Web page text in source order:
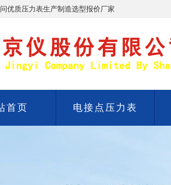
优质压力表生产制造选型报价厂家
首页 电接点压力表